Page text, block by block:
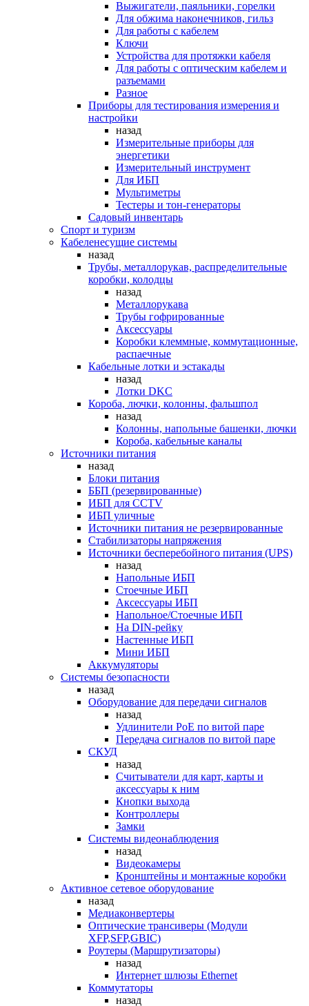
Выжигатели, паяльники, горелки
Для обжима наконечников, гильз
Для работы с кабелем
Ключи
Устройства для протяжки кабеля
Для работы с оптическим кабелем и
разъемами
Разное
Приборы для тестирования измерения и
настройки
назад
Измерительные приборы для
энергетики
Измерительный инструмент
Для ИБП
Мультиметры
Тестеры и тон-генераторы
Садовый инвентарь
Спорт и туризм
Кабеленесущие системы
назад
Трубы, металлорукав, распределительные
коробки, колодцы
назад
Металлорукава
Трубы гофрированные
Аксессуары
Коробки клеммные, коммутационные,
распаечные
Кабельные лотки и эстакады
назад
Лотки DKC
Короба, лючки, колонны, фальшпол
назад
Колонны, напольные башенки, лючки
Короба, кабельные каналы
Источники питания
назад
Блоки питания
ББП (резервированные)
ИБП для CCTV
ИБП уличные
Источники питания не резервированные
Стабилизаторы напряжения
Источники бесперебойного питания (UPS)
назад
Напольные ИБП
Стоечные ИБП
Аксессуары ИБП
Напольное/Стоечные ИБП
На DIN-рейку
Настенные ИБП
Мини ИБП
Аккумуляторы
Системы безопасности
назад
Оборудование для передачи сигналов
назад
Удлинители PoE по витой паре
Передача сигналов по витой паре
СКУД
назад
Считыватели для карт, карты и
аксессуары к ним
Кнопки выхода
Контроллеры
Замки
Системы видеонаблюдения
назад
Видеокамеры
Кронштейны и монтажные коробки
Активное сетевое оборудование
назад
Медиаконвертеры
Оптические трансиверы (Модули
XFP,SFP,GBIC)
Роутеры (Маршрутизаторы)
назад
Интернет шлюзы Ethernet
Коммутаторы
назад